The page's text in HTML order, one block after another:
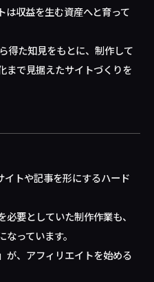
は収益を生む資産へと育って
得た知見をもとに、制作して
まで見据えたサイトづくりを
イトや記事を形にするハード
要としていた制作作業も、
っています。
が、アフィリエイトを始める